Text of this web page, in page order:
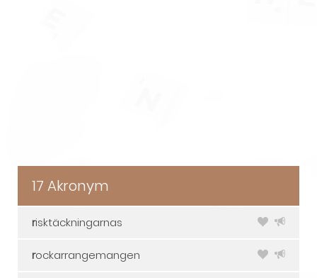
17 Akronym
risktäckningarnas
rockarrangemangen